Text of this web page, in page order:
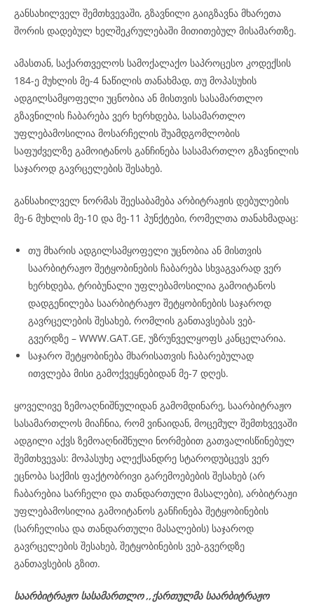
განსახილველ შემთხვევაში, გზავნილი გაიგზავნა მხარეთა
შორის დადებულ ხელშეკრულებაში მითითებულ მისამართზე.
ამასთან, საქართველოს სამოქალაქო საპროცესო კოდექსის
184-ე მუხლის მე-4 ნაწილის თანახმად, თუ მოპასუხის
ადგილსამყოფელი უცნობია ან მისთვის სასამართლო
გზავნილის ჩაბარება ვერ ხერხდება, სასამართლო
უფლებამოსილია მოსარჩელის შუამდგომლობის
საფუძველზე გამოიტანოს განჩინება სასამართლო გზავნილის
საჯაროდ გავრცელების შესახებ.
განსახილველ ნორმას შეესაბამება არბიტრაჟის დებულების
მე-6 მუხლის მე-10 და მე-11 პუნქტები, რომელთა თანახმადაც:
თუ მხარის ადგილსამყოფელი უცნობია ან მისთვის
საარბიტრაჟო შეტყობინების ჩაბარება სხვაგვარად ვერ
ხერხდება, ტრიბუნალი უფლებამოსილია გამოიტანოს
დადგენილება საარბიტრაჟო შეტყობინების საჯაროდ
გავრცელების შესახებ, რომლის განთავსებას ვებ-
გვერდზე – WWW.GAT.GE, უზრუნველყოფს კანცელარია.
საჯარო შეტყობინება მხარისათვის ჩაბარებულად
ითვლება მისი გამოქვეყნებიდან მე-7 დღეს.
ყოველივე ზემოაღნიშნულიდან გამომდინარე, საარბიტრაჟო
სასამართლოს მიაჩნია, რომ ვინაიდან, მოცემულ შემთხვევაში
ადგილი აქვს ზემოაღნიშნული ნორმებით გათვალისწინებულ
შემთხვევას: მოპასუხე ალექსანდრე სტაროდუბცევს ვერ
ეცნობა საქმის ფაქტობრივი გარემოებების შესახებ (არ
ჩაბარებია სარჩელი და თანდართული მასალები), არბიტრაჟი
უფლებამოსილია გამოიტანოს განჩინება შეტყობინების
(სარჩელისა და თანდართული მასალების) საჯაროდ
გავრცელების შესახებ, შეტყობინების ვებ-გვერდზე
განთავსების გზით.
საარბიტრაჟო სასამართლო ,,ქართულმა საარბიტრაჟო